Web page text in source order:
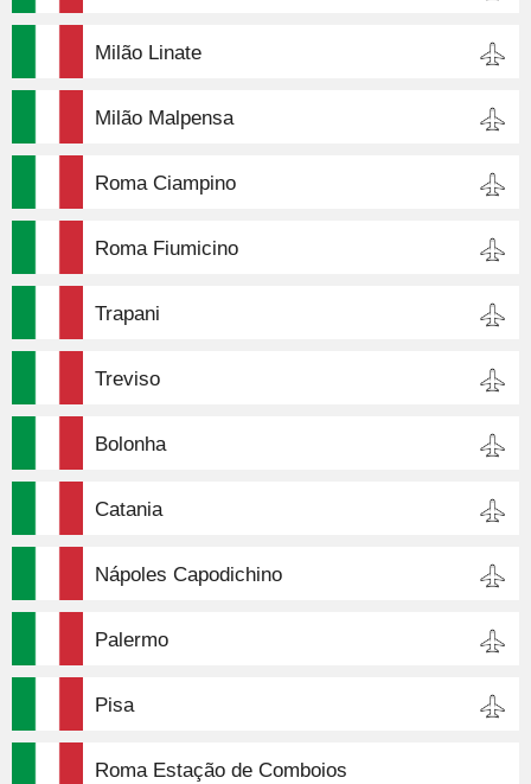
Milão Linate
Milão Malpensa
Roma Ciampino
Roma Fiumicino
Trapani
Treviso
Bolonha
Catania
Nápoles Capodichino
Palermo
Pisa
Roma Estação de Comboios